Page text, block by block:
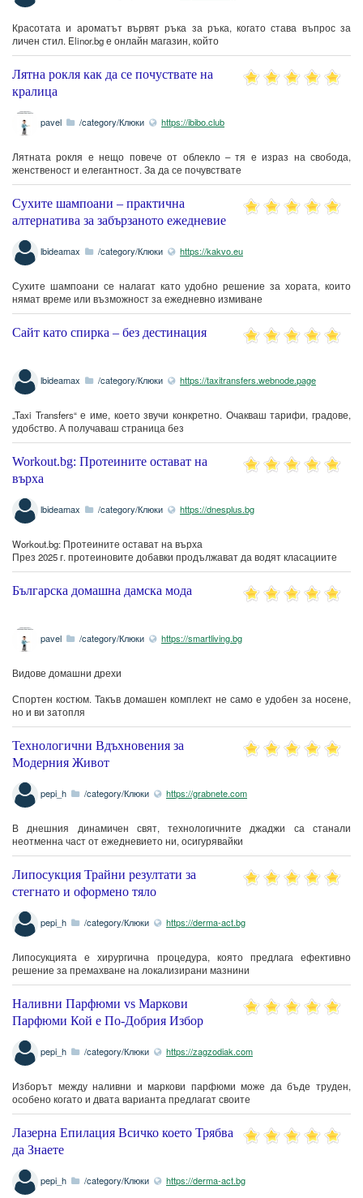
Красотата и ароматът вървят ръка за ръка, когато става въпрос за
личен стил. Elinor.bg е онлайн магазин, който
Лятна рокля как да се почуствате на
кралица
pavel /category/Клюки https://ibibo.club
Лятната рокля е нещо повече от облекло – тя е израз на свобода,
женственост и елегантност. За да се почувствате
Сухите шампоани – практична
алтернатива за забързаното ежедневие
lbideamax /category/Клюки https://kakvo.eu
Сухите шампоани се налагат като удобно решение за хората, които
нямат време или възможност за ежедневно измиване
Сайт като спирка – без дестинация
lbideamax /category/Клюки https://taxitransfers.webnode.page
„Taxi Transfers“ е име, което звучи конкретно. Очакваш тарифи, градове,
удобство. А получаваш страница без
Workout.bg: Протеините остават на
върха
lbideamax /category/Клюки https://dnesplus.bg
Workout.bg: Протеините остават на върха
През 2025 г. протеиновите добавки продължават да водят класациите
Българска домашна дамска мода
pavel /category/Клюки https://smartliving.bg
Видове домашни дрехи
Спортен костюм. Такъв домашен комплект не само е удобен за носене,
но и ви затопля
Технологични Вдъхновения за
Модерния Живот
pepi_h /category/Клюки https://grabnete.com
В днешния динамичен свят, технологичните джаджи са станали
неотменна част от ежедневието ни, осигурявайки
Липосукция Трайни резултати за
стегнато и оформено тяло
pepi_h /category/Клюки https://derma-act.bg
Липосукцията е хирургична процедура, която предлага ефективно
решение за премахване на локализирани мазнини
Наливни Парфюми vs Маркови
Парфюми Кой е По-Добрия Избор
pepi_h /category/Клюки https://zagzodiak.com
Изборът между наливни и маркови парфюми може да бъде труден,
особено когато и двата варианта предлагат своите
Лазерна Епилация Всичко което Трябва
да Знаете
pepi_h /category/Клюки https://derma-act.bg